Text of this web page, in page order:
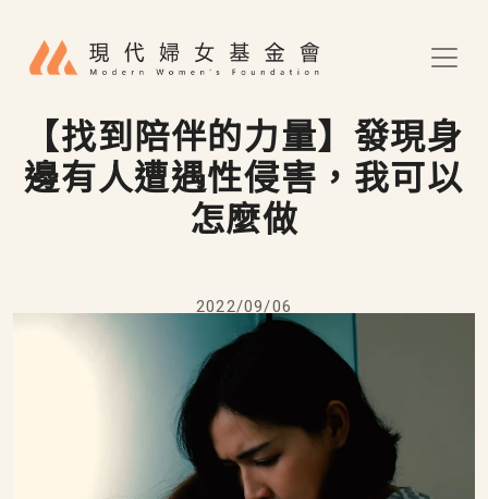
【找到陪伴的力量】發現身
邊有人遭遇性侵害，我可以
怎麼做
2022/09/06